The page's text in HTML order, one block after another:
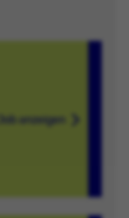
Job anzeigen